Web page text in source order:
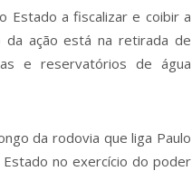
Estado a fiscalizar e coibir a
da ação está na retirada de
e reservatórios de água
da rodovia que liga Paulo
no exercício do poder